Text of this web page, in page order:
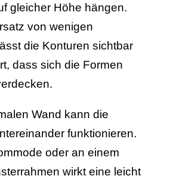
gleicher Höhe hängen.
von wenigen
die Konturen sichtbar
dass sich die Formen
Wand kann die
funktionieren.
oder an einem
wirkt eine leicht